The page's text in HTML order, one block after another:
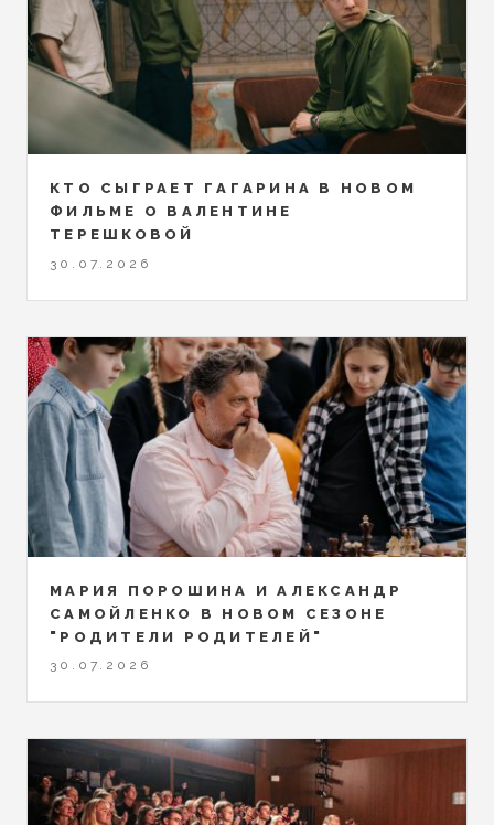
КТО СЫГРАЕТ ГАГАРИНА В НОВОМ
ФИЛЬМЕ О ВАЛЕНТИНЕ
ТЕРЕШКОВОЙ
30.07.2026
МАРИЯ ПОРОШИНА И АЛЕКСАНДР
САМОЙЛЕНКО В НОВОМ СЕЗОНЕ
"РОДИТЕЛИ РОДИТЕЛЕЙ"
30.07.2026